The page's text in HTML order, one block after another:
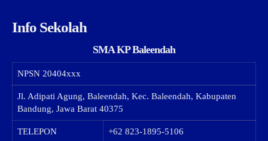
Info Sekolah
SMA KP Baleendah
NPSN 20404xxx
Jl. Adipati Agung, Baleendah, Kec. Baleendah, Kabupaten
Bandung, Jawa Barat 40375
TELEPON +62 823-1895-5106